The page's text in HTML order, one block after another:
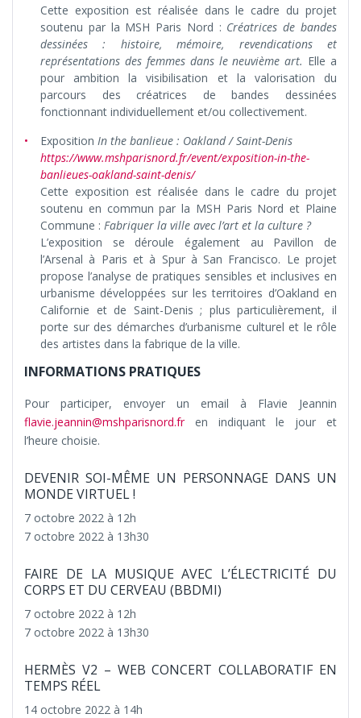
Cette exposition est réalisée dans le cadre du projet
soutenu par la MSH Paris Nord : Créatrices de bandes
dessinées : histoire, mémoire, revendications et
représentations des femmes dans le neuvième art. Elle a
pour ambition la visibilisation et la valorisation du
parcours des créatrices de bandes dessinées
fonctionnant individuellement et/ou collectivement.
Exposition In the banlieue : Oakland/ Saint-Denis
https://www.mshparisnord.fr/event/exposition-in-the-
banlieues-oakland-saint-denis/
Cette exposition est réalisée dans le cadre du projet
soutenu en commun par la MSH Paris Nord et Plaine
Commune : Fabriquer la ville avec l’art et la culture ?
L’exposition se déroule également au Pavillon de
l’Arsenal à Paris et à Spur à San Francisco. Le projet
propose l’analyse de pratiques sensibles et inclusives en
urbanisme développées sur les territoires d’Oakland en
Californie et de Saint-Denis ; plus particulièrement, il
porte sur des démarches d’urbanisme culturel et le rôle
des artistes dans la fabrique de la ville.
INFORMATIONS PRATIQUES
Pour participer, envoyer un email à Flavie Jeannin
flavie.jeannin@mshparisnord.fren indiquant le jour et
l’heure choisie.
DEVENIR SOI-MÊME UN PERSONNAGE DANS UN
MONDE VIRTUEL !
7 octobre 2022 à 12h
7 octobre 2022 à 13h30
FAIRE DE LA MUSIQUE AVEC L’ÉLECTRICITÉ DU
CORPS ET DU CERVEAU (BBDMI)
7 octobre 2022 à 12h
7 octobre 2022 à 13h30
HERMÈS V2 – WEB CONCERT COLLABORATIF EN
TEMPS RÉEL
14 octobre 2022 à 14h